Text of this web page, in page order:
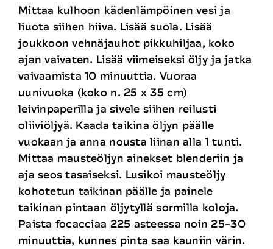
Mittaa kulhoon kädenlämpöinen vesi ja
liuota siihen hiiva. Lisää suola. Lisää
joukkoon vehnäjauhot pikkuhiljaa, koko
ajan vaivaten. Lisää viimeiseksi öljy ja jatka
vaivaamista 10 minuuttia. Vuoraa
uunivuoka (koko n. 25 x 35 cm)
leivinpaperilla ja sivele siihen reilusti
oliiviöljyä. Kaada taikina öljyn päälle
vuokaan ja anna nousta liinan alla 1 tunti.
Mittaa mausteöljyn ainekset blenderiin ja
aja seos tasaiseksi. Lusikoi mausteöljy
kohotetun taikinan päälle ja painele
taikinan pintaan öljytyllä sormilla koloja.
Paista focacciaa 225 asteessa noin 25-30
minuuttia, kunnes pinta saa kauniin värin.